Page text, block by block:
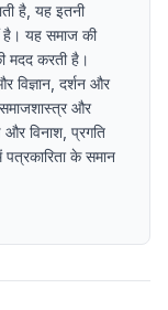
है, यह इतनी
है। यह समाज की
मदद करती है।
विज्ञान, दर्शन और
समाजशास्त्र और
और विनाश, प्रगति
पत्रकारिता के समान